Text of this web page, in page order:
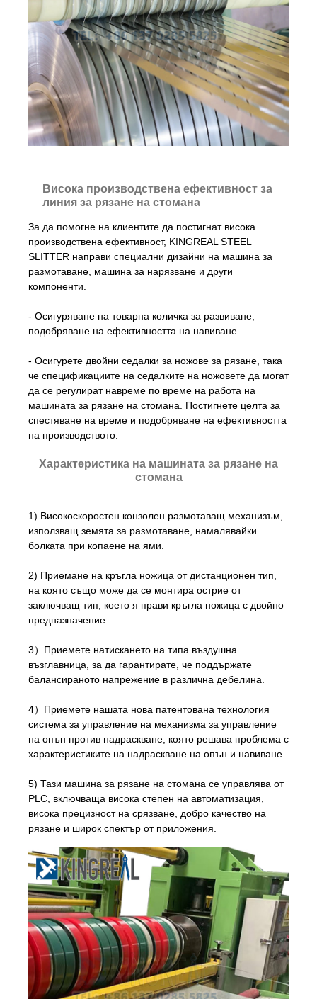
Висока производствена ефективност за
линия за рязане на стомана
За да помогне на клиентите да постигнат висока
производствена ефективност, KINGREAL STEEL
SLITTER направи специални дизайни на машина за
размотаване, машина за нарязване и други
компоненти.
- Осигуряване на товарна количка за развиване,
подобряване на ефективността на навиване.
- Осигурете двойни седалки за ножове за рязане, така
че спецификациите на седалките на ножовете да могат
да се регулират навреме по време на работа на
машината за рязане на стомана. Постигнете целта за
спестяване на време и подобряване на ефективността
на производството.
Характеристика на машината за рязане на
стомана
1) Високоскоростен конзолен размотаващ механизъм,
използващ земята за размотаване, намалявайки
болката при копаене на ями.
2) Приемане на кръгла ножица от дистанционен тип,
на която също може да се монтира острие от
заключващ тип, което я прави кръгла ножица с двойно
предназначение.
3）Приемете натискането на типа въздушна
възглавница, за да гарантирате, че поддържате
балансираното напрежение в различна дебелина.
4）Приемете нашата нова патентована технология
система за управление на механизма за управление
на опън против надраскване, която решава проблема с
характеристиките на надраскване на опън и навиване.
5) Тази машина за рязане на стомана се управлява от
PLC, включваща висока степен на автоматизация,
висока прецизност на срязване, добро качество на
рязане и широк спектър от приложения.